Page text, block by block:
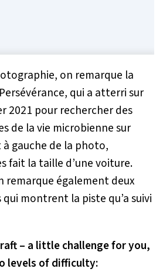
on remarque la
qui a atterri sur
2021 pour rechercher des
de la vie microbienne sur
à gauche de la photo,
fait la taille d’une voiture.
remarque également deux
montrent la piste qu’a suivi
– a little challenge for you,
levels of difficulty: